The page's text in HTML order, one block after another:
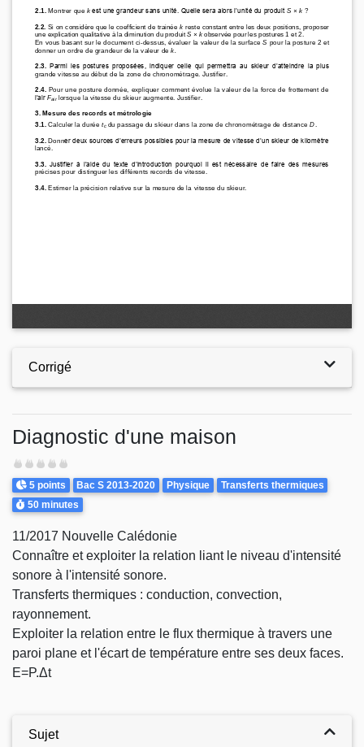
Corrigé
Diagnostic d'une maison
Difficulté
Points
5 points Theme
Bac S 2013-2020 Physique Transferts thermiques
Durée
50 minutes
11/2017 Nouvelle Calédonie
Connaître et exploiter la relation liant le niveau d'intensité
sonore à l'intensité sonore.
Transferts thermiques : conduction, convection,
rayonnement.
Exploiter la relation entre le flux thermique à travers une
paroi plane et l'écart de température entre ses deux faces.
E=P.Δt
Sujet